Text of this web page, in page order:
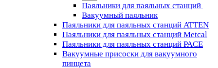
Паяльники для паяльных станций
Вакуумный паяльник
Паяльники для паяльных станций ATTEN
Паяльники для паяльных станций Metcal
Паяльники для паяльных станций PACE
Вакуумные присоски для вакуумного
пинцета